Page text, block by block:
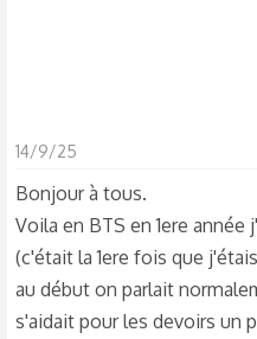
14/9/25
Bonjour à tous.
Voila en BTS en 1ere
(c'était la 1ere fois que
au début on parlait
s'aidait pour les devoirs un